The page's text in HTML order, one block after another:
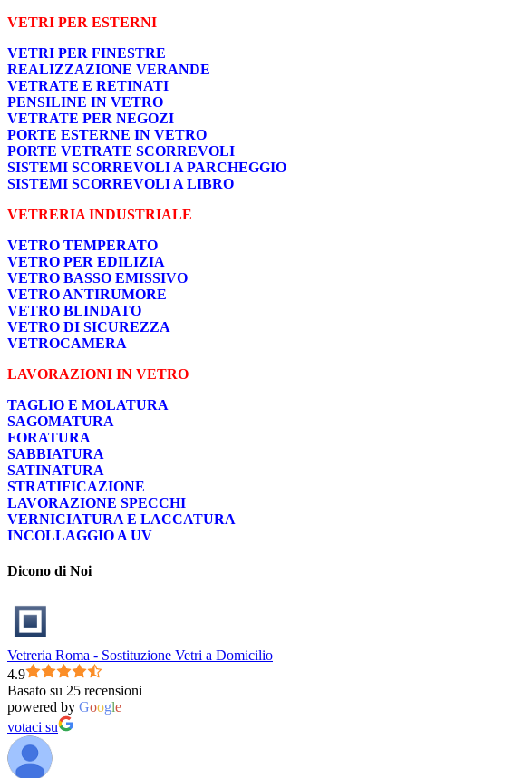
VETRI PER ESTERNI
VETRI PER FINESTRE
REALIZZAZIONE VERANDE
VETRATE E RETINATI
PENSILINE IN VETRO
VETRATE PER NEGOZI
PORTE ESTERNE IN VETRO
PORTE VETRATE SCORREVOLI
SISTEMI SCORREVOLI A PARCHEGGIO
SISTEMI SCORREVOLI A LIBRO
VETRERIA INDUSTRIALE
VETRO TEMPERATO
VETRO PER EDILIZIA
VETRO BASSO EMISSIVO
VETRO ANTIRUMORE
VETRO BLINDATO
VETRO DI SICUREZZA
VETROCAMERA
LAVORAZIONI IN VETRO
TAGLIO E MOLATURA
SAGOMATURA
FORATURA
SABBIATURA
SATINATURA
STRATIFICAZIONE
LAVORAZIONE SPECCHI
VERNICIATURA E LACCATURA
INCOLLAGGIO A UV
Dicono di Noi
Vetreria Roma - Sostituzione Vetri a Domicilio
4.9
Basato su 25 recensioni
powered by Google
votaci su